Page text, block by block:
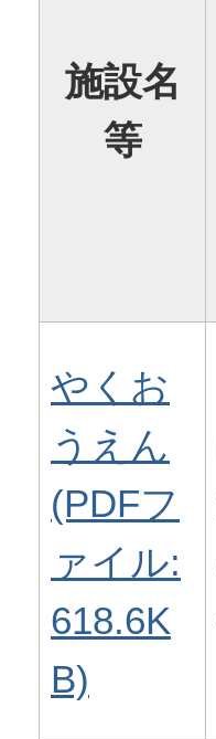
施設名
等
やくお
うえん
(PDFフ
ァイル:
618.6K
B)